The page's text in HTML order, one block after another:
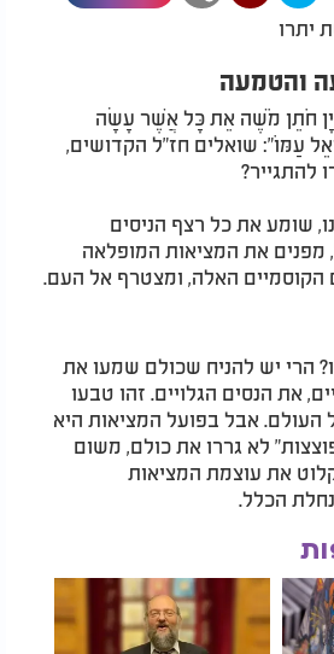
יתרו
והטמעה
חֹתֵן מֹשֶׁה אֵת כָּל אֲשֶׁר עָשָׂה
עַמּוֹ": שואלים חז"ל הקדושים,
להתגייר?
שומע את כל רצף הניסים
מפנים את המציאות המופלאה
הקוסמיים האלה, ומצטרף אל העם.
הרי יש להניח שכולם שמעו את
את הנסים הגלויים. זהו טבעו
אבל בפועל המציאות היא
לא גררו את כולם, משום
את עוצמת המציאות
הכלל.